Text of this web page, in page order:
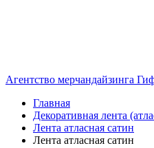
Агентство мерчандайзинга
Главная
Декоративная лента
Лента атласная сатин
Лента атласная сатин